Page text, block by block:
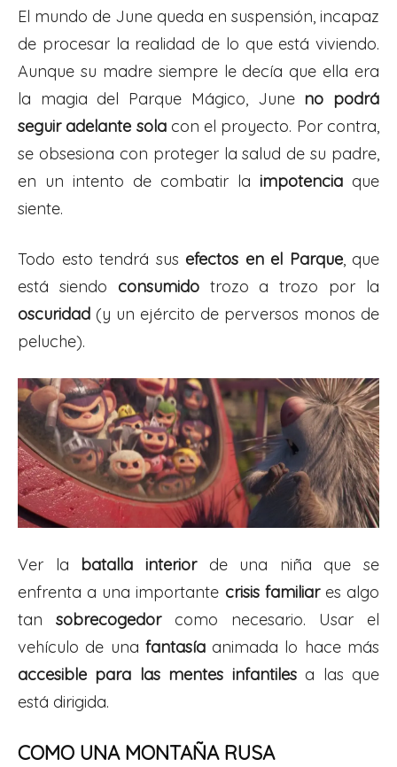
El mundo de June queda en suspensión, incapaz
de procesar la realidad de lo que está viviendo.
Aunque su madre siempre le decía que ella era
la magia del Parque Mágico, June no podrá
seguir adelante solacon el proyecto. Por contra,
se obsesiona con proteger la salud de su padre,
en un intento de combatir la impotencia que
siente.
Todo esto tendrá sus efectos en el Parque, que
está siendo consumidotrozo a trozo por la
oscuridad (y un ejército de perversos monos de
peluche).
Ver la batalla interiorde una niña que se
enfrenta a una importante crisis familiares algo
tan sobrecogedorcomo necesario. Usar el
vehículo de una fantasíaanimada lo hace más
accesible para las mentes infantilesa las que
está dirigida.
COMO UNA MONTAÑA RUSA